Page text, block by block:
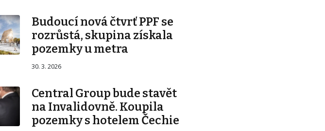
Budoucí nová čtvrť PPF se
rozrůstá, skupina získala
pozemky u metra
30. 3. 2026
Central Group bude stavět
na Invalidovně. Koupila
pozemky s hotelem Čechie